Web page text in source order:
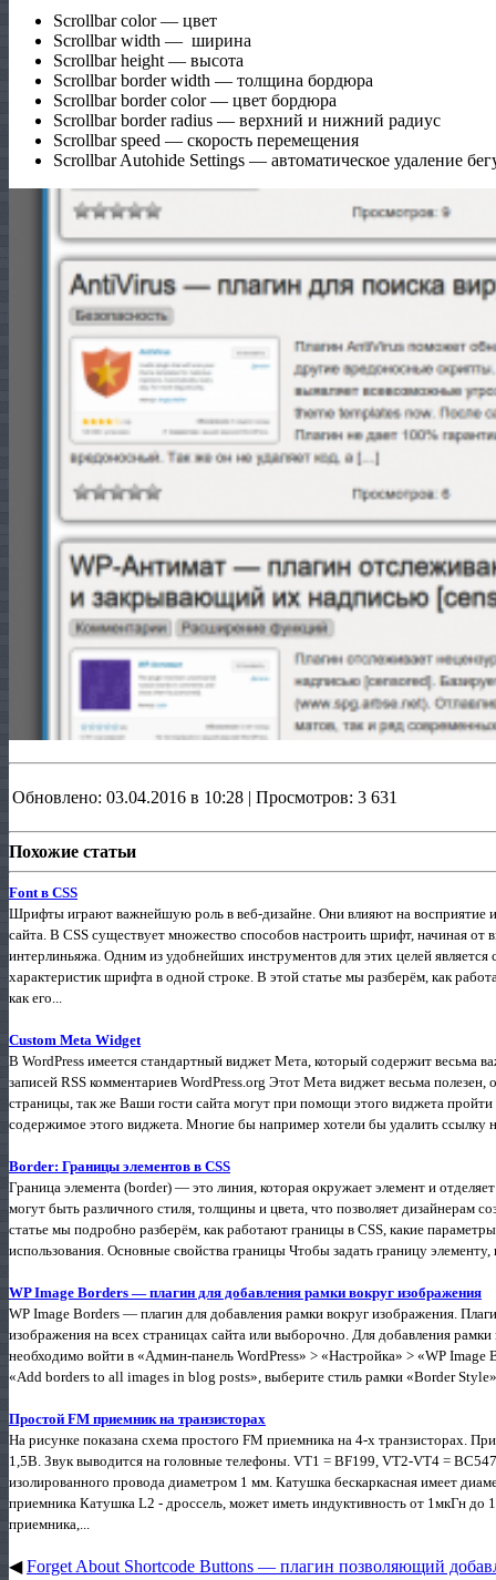
Scrollbar color — цвет
Scrollbar width — ширина
Scrollbar height — высота
Scrollbar border width — толщина бордюра
Scrollbar border color — цвет бордюра
Scrollbar border radius — верхний и нижний радиус
Scrollbar speed — скорость перемещения
Scrollbar Autohide Settings — автоматическое удаление
Обновлено: 03.04.2016 в 10:28 | Просмотров: 3 631
Похожие статьи
Font в CSS
Шрифты играют важнейшую роль в веб-дизайне. Они влияют на восприятие
сайта. В CSS существует множество способов настроить шрифт, начиная от
интерлиньяжа. Одним из удобнейших инструментов для этих целей является
характеристик шрифта в одной строке. В этой статье мы разберём, как
как его...
Custom Meta Widget
В WordPress имеется стандартный виджет Мета, который содержит весьма
записей RSS комментариев WordPress.org Этот Мета виджет весьма
страницы, так же Ваши гости сайта могут при помощи этого виджета
содержимое этого виджета. Многие бы например хотели бы удалить ссылку
Border: Границы элементов в CSS
Граница элемента (border) — это линия, которая окружает элемент и
могут быть различного стиля, толщины и цвета, что позволяет дизайнерам
статье мы подробно разберём, как работают границы в CSS, какие
использования. Основные свойства границы Чтобы задать границу
WP Image Borders — плагин для добавления рамки вокруг изображения
WP Image Borders — плагин для добавления рамки вокруг изображения.
изображения на всех страницах сайта или выборочно. Для добавления
необходимо войти в «Админ-панель WordPress» > «Настройка» > «WP Image
«Add borders to all images in blog posts», выберите стиль рамки «Border
Простой FM приемник на транзисторах
На рисунке показана схема простого FM приемника на 4-х транзисторах.
1,5В. Звук выводится на головные телефоны. VT1 = BF199, VT2-VT4 =
изолированного провода диаметром 1 мм. Катушка бескаркасная имеет
приемника Катушка L2 - дроссель, может иметь индуктивность от 1мкГн
приемника,...
◀Forget About Shortcode Buttons — плагин позволяющий